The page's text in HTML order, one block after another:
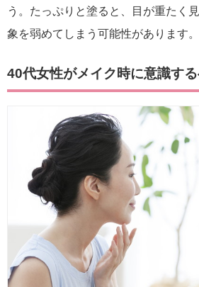
う。たっぷりと塗ると、目が重たく
象を弱めてしまう可能性があります。
40代女性がメイク時に意識す